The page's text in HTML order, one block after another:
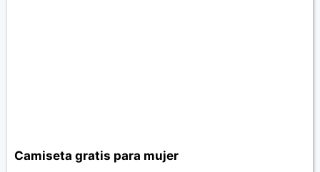
Camiseta gratis para mujer